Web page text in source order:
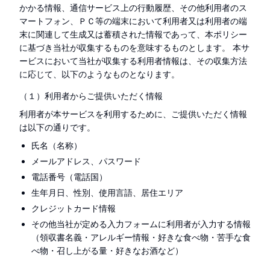
かかる情報、通信サービス上の行動履歴、その他利用者のス
マートフォン、ＰＣ等の端末において利用者又は利用者の端
末に関連して生成又は蓄積された情報であって、本ポリシー
に基づき当社が収集するものを意味するものとします。 本サ
ービスにおいて当社が収集する利用者情報は、その収集方法
に応じて、以下のようなものとなります。
（１）利用者からご提供いただく情報
利用者が本サービスを利用するために、ご提供いただく情報
は以下の通りです。
氏名（名称）
メールアドレス、パスワード
電話番号（電話国）
生年月日、性別、使用言語、居住エリア
クレジットカード情報
その他当社が定める入力フォームに利用者が入力する情報
（領収書名義・アレルギー情報・好きな食べ物・苦手な食
べ物・召し上がる量・好きなお酒など）